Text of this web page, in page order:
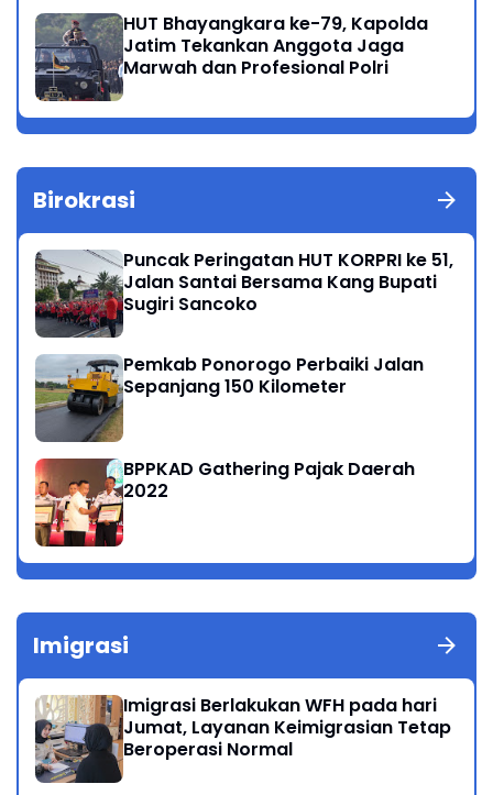
HUT Bhayangkara ke-79, Kapolda
Jatim Tekankan Anggota Jaga
Marwah dan Profesional Polri
Birokrasi
Puncak Peringatan HUT KORPRI ke 51,
Jalan Santai Bersama Kang Bupati
Sugiri Sancoko
Pemkab Ponorogo Perbaiki Jalan
Sepanjang 150 Kilometer
BPPKAD Gathering Pajak Daerah
2022
Imigrasi
Imigrasi Berlakukan WFH pada hari
Jumat, Layanan Keimigrasian Tetap
Beroperasi Normal